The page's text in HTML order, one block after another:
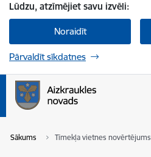
Lūdzu, atzīmējiet savu izvēli:
Noraidīt
Pārvaldīt sīkdatnes
Sākums Tīmekļa vietnes novērtējums